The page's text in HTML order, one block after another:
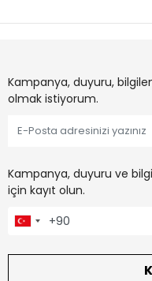
Kampanya, duyuru,
olmak istiyorum.
Kampanya, duyuru ve
için kayıt olun.